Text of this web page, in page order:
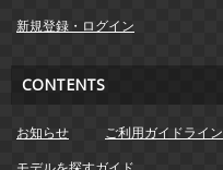
新規登録・ログイン
CONTENTS
お知らせ ご利用ガイドライン